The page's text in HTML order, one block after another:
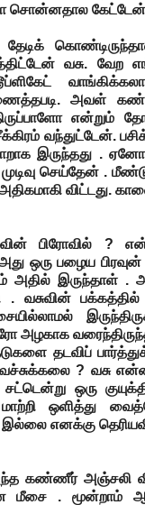
சொன்னதால கேட்டேன்
தேடிக்
வசு. வேற
அவள்
என்றும்
வந்துட்டேன்.
இருந்தது . ஏனோ
செய்தேன் .
விட்டது.
பிரோவில்
ஒரு பழைய
அதில் இருந்தாள் .
. வசுவின்
அழகாக
தடவிப்
? வசு
சட்டென்று ஒரு
ஒளித்து
எனக்கு
கண்ணீர் அஞ்சலி
மீசை . மூன்றாம்